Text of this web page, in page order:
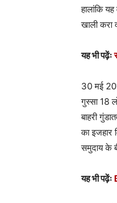
हालांकि
खाली करा
यह भी पढ़ेंः
30 मई
गुस्सा 18
बाहरी
का इजहार
समुदाय के
यह भी पढ़ेंः